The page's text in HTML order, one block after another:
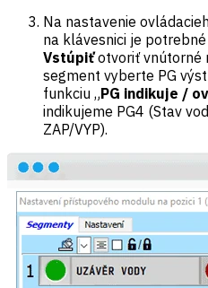
Na nastavenie
na klávesnici je
Vstúpiťotvoriť vnútorné
segment vyberte PG
funkciu „PG indikuje /
indikujeme PG4 (Stav
ZAP/VYP).